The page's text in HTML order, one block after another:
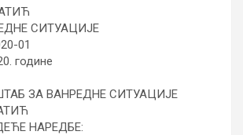
СИТУАЦИЈЕ
01
године
ЗА ВАНРЕДНЕ СИТУАЦИЈЕ
НАРЕДБЕ: